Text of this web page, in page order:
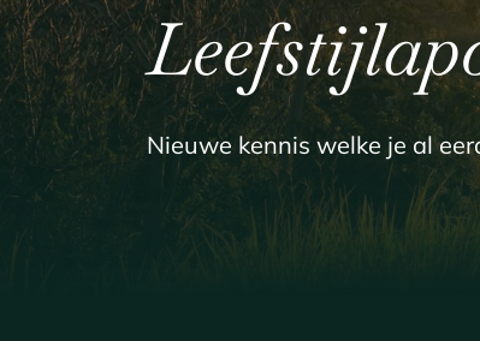
Nieuwe kennis welke je al